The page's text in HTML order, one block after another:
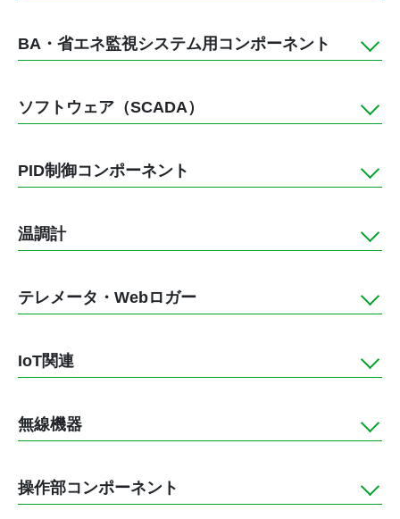
BA・省エネ監視システム用コンポーネント
ソフトウェア（SCADA）
PID制御コンポーネント
温調計
テレメータ・Webロガー
IoT関連
無線機器
操作部コンポーネント